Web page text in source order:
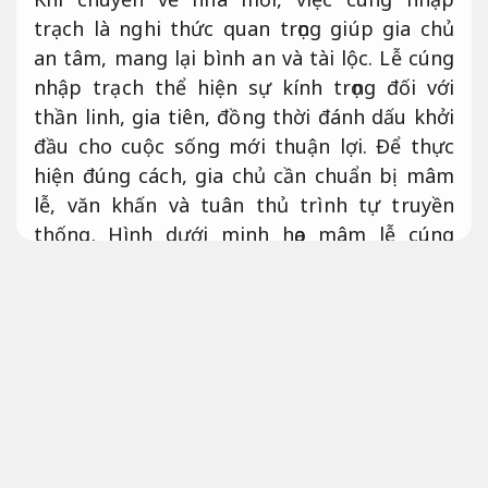
trạch là nghi thức quan trọng giúp gia chủ
an tâm, mang lại bình an và tài lộc. Lễ cúng
nhập trạch thể hiện sự kính trọng đối với
thần linh, gia tiên, đồng thời đánh dấu khởi
đầu cho cuộc sống mới thuận lợi. Để thực
hiện đúng cách, gia chủ cần chuẩn bị mâm
lễ, văn khấn và tuân thủ trình tự truyền
thống. Hình dưới minh họa mâm lễ cúng